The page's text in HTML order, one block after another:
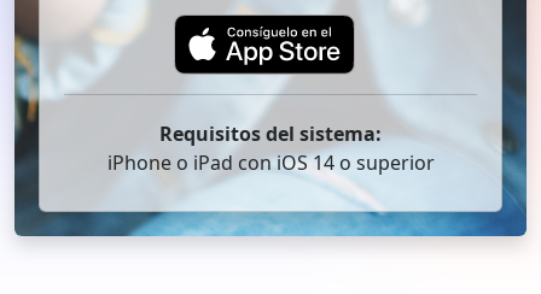
Requisitos del sistema:
iPhone o iPad con iOS 14 o superior